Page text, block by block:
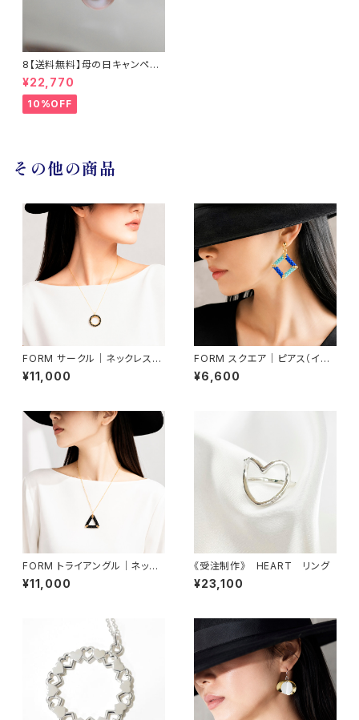
8【送料無料】母の日キャンペー
ン 淡水真珠とサファイアのネッ
クレス14KGF / TWINKLE
¥22,770
10%OFF
その他の商品
FORM サークル｜ネックレス
（ネックレス取り外し可能）
¥11,000
FORM スクエア｜ピアス（イヤ
リング交換可）
¥6,600
FORM トライアングル｜ネック
レス（ネックレス取り外し可能）
¥11,000
《受注制作》 HEART リング
¥23,100